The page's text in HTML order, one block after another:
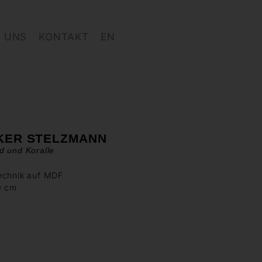
UNS KONTAKT EN
STELZMANN
und Koralle
auf MDF
cm